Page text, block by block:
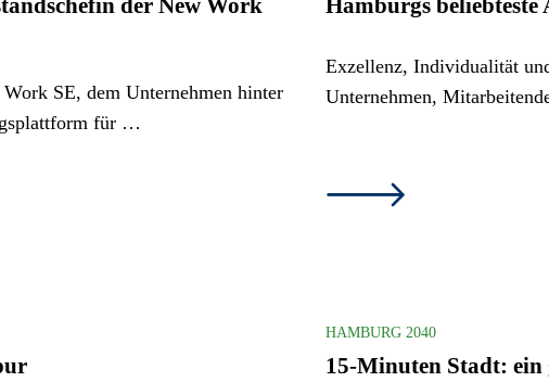
der New Work
SE, dem Unternehmen hinter
für …
Hamburgs beliebteste
Exzellenz, Individualität
Unternehmen,
HAMBURG 2040
15-Minuten Stadt: